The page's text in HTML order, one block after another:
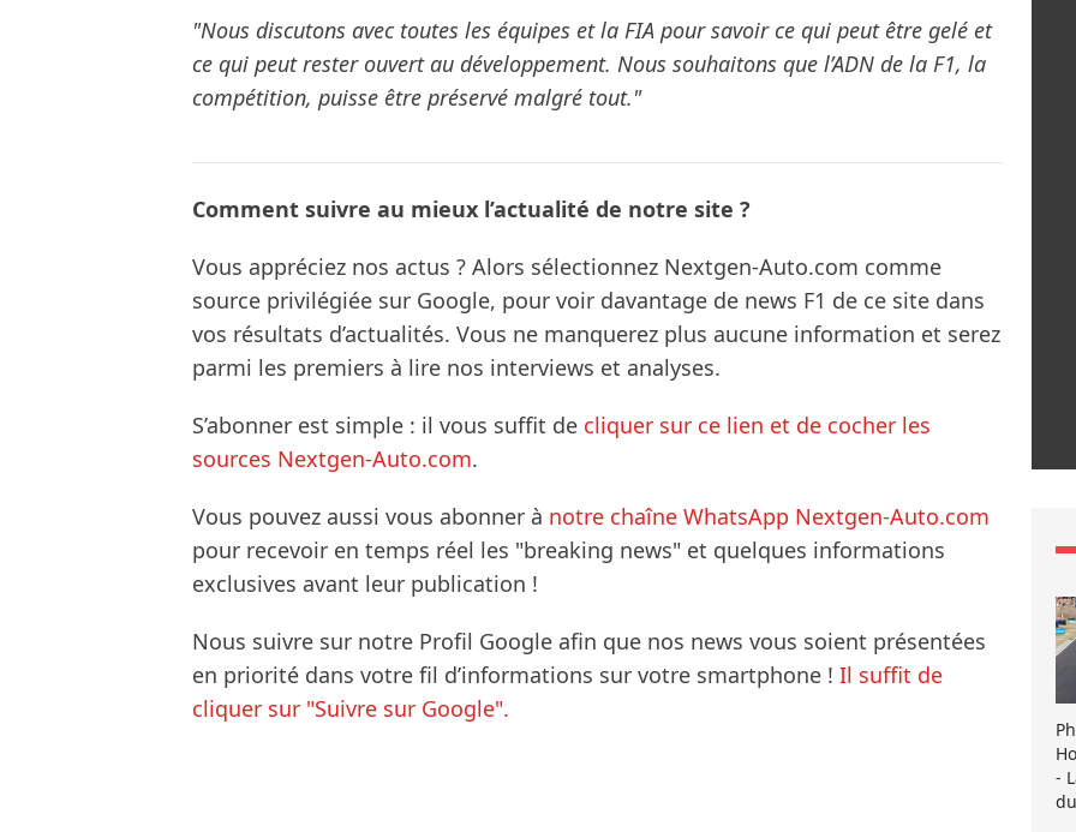
"Nous discutons avec toutes les équipes et la FIA pour savoir ce qui peut être gelé et
ce qui peut rester ouvert au développement. Nous souhaitons que l’ADN de la F1, la
compétition, puisse être préservé malgré tout."
Comment suivre au mieux l’actualité de notre site ?
Vous appréciez nos actus ? Alors sélectionnez Nextgen-Auto.com comme
source privilégiée sur Google, pour voir davantage de news F1 de ce site dans
vos résultats d’actualités. Vous ne manquerez plus aucune information et serez
parmi les premiers à lire nos interviews et analyses.
S’abonner est simple : il vous suffit de cliquer sur ce lien et de cocher les
sources Nextgen-Auto.com.
Vous pouvez aussi vous abonner à notre chaîne WhatsApp Nextgen-Auto.com
pour recevoir en temps réel les "breaking news" et quelques informations
exclusives avant leur publication !
Nous suivre sur notre Profil Google afin que nos news vous soient présentées
en priorité dans votre fil d’informations sur votre smartphone ! Il suffit de
cliquer sur "Suivre sur Google".
-